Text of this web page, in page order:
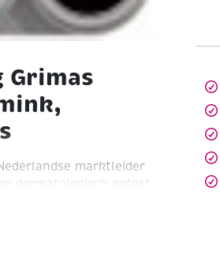
marktleider
dermatologisch getest.
Zuinig in gebruik,
kleuren wit, geel-oranje,